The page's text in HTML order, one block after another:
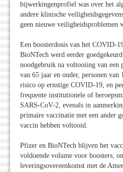
bijwerkingenprofiel was over het
andere klinische
geen nieuwe veiligheidsproblemen
Een boosterdosis van het COVID-
BioNTech werd eerder
noodgebruik na voltooiing van een
van 65 jaar en ouder, personen
risico op ernstige COVID-19, en
frequente institutionele of
SARS-CoV-2, evenals in
primaire vaccinatie met een ander
vaccin hebben voltooid.
Pfizer en BioNTech blijven het
voldoende volume voor boosters,
leveringsovereenkomst met de